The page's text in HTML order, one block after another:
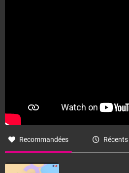
Recommandées Récents